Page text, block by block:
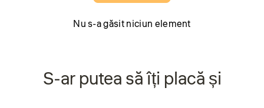
Nu s-a găsit niciun element
S-ar putea să îți placă și